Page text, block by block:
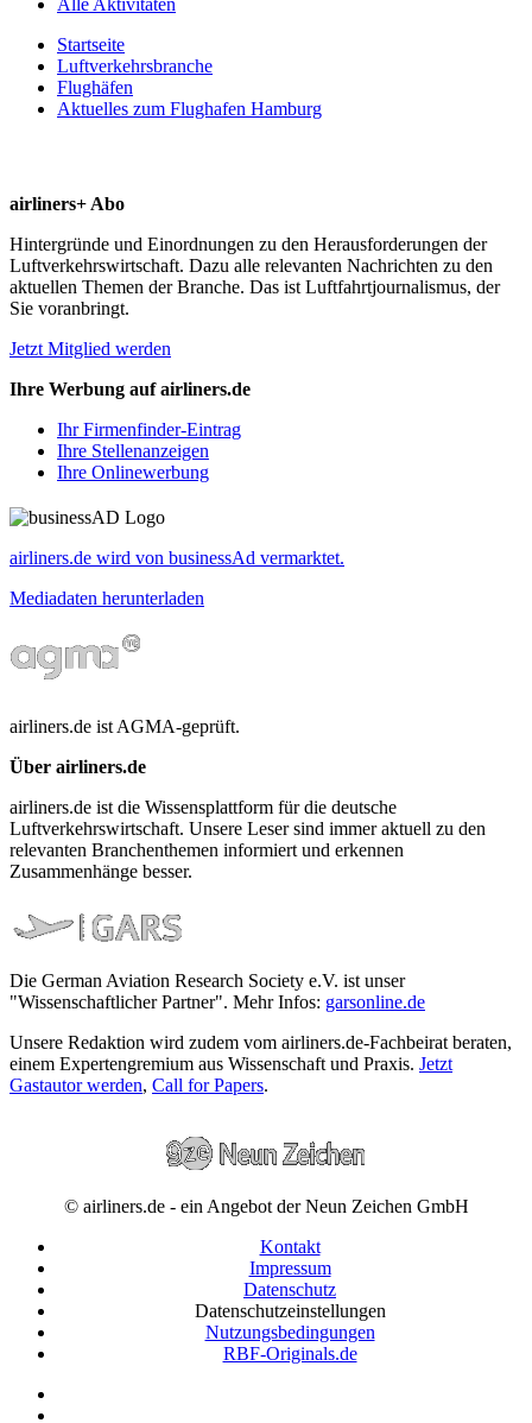
Startseite
Luftverkehrsbranche
Flughäfen
Aktuelles zum Flughafen Hamburg
airliners+ Abo
Hintergründe und Einordnungen zu den Herausforderungen der
Luftverkehrswirtschaft. Dazu alle relevanten Nachrichten zu den
aktuellen Themen der Branche. Das ist Luftfahrtjournalismus, der
Sie voranbringt.
Jetzt Mitglied werden
Ihre Werbung auf airliners.de
Ihr Firmenfinder-Eintrag
Ihre Stellenanzeigen
Ihre Onlinewerbung
airliners.de wird von businessAd vermarktet.
Mediadaten herunterladen
airliners.de ist AGMA-geprüft.
Über airliners.de
airliners.de ist die Wissensplattform für die deutsche
Luftverkehrswirtschaft. Unsere Leser sind immer aktuell zu den
relevanten Branchenthemen informiert und erkennen
Zusammenhänge besser.
Die German Aviation Research Society e.V. ist unser
"Wissenschaftlicher Partner". Mehr Infos: garsonline.de
Unsere Redaktion wird zudem vom airliners.de-Fachbeirat beraten,
einem Expertengremium aus Wissenschaft und Praxis. Jetzt
Gastautor werden, Call for Papers.
© airliners.de - ein Angebot der Neun Zeichen GmbH
Kontakt
Impressum
Datenschutz
Datenschutzeinstellungen
Nutzungsbedingungen
RBF-Originals.de